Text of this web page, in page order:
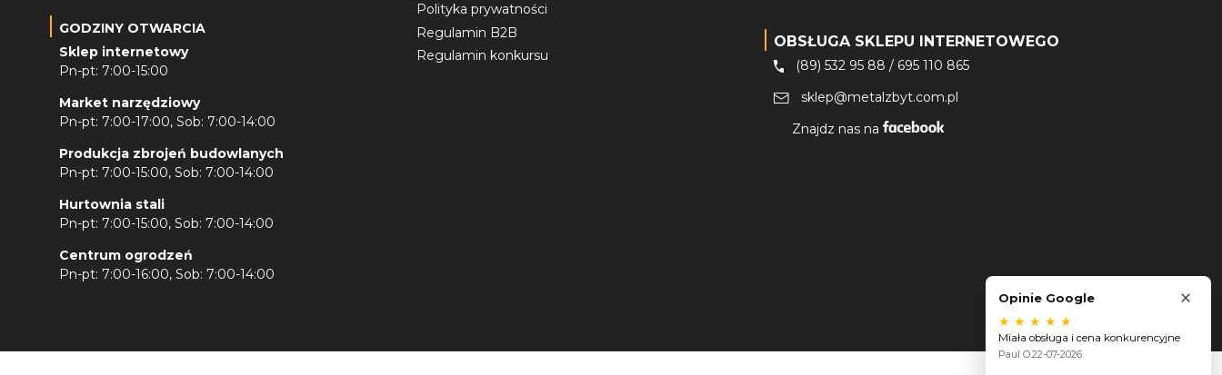
GODZINY OTWARCIA
Sklep internetowy
Pn-pt: 7:00-15:00
Market narzędziowy
Pn-pt: 7:00-17:00, Sob: 7:00-14:00
Produkcja zbrojeń budowlanych
Pn-pt: 7:00-15:00, Sob: 7:00-14:00
Hurtownia stali
Pn-pt: 7:00-15:00, Sob: 7:00-14:00
Centrum ogrodzeń
Pn-pt: 7:00-16:00, Sob: 7:00-14:00
Polityka prywatności
Regulamin B2B
Regulamin konkursu
OBSŁUGA SKLEPU INTERNETOWEGO
(89) 532 95 88 / 695 110 865
sklep@metalzbyt.com.pl
Znajdz nas na
Opinie Google ×
★ ★ ★ ★ ★
Miała obsługa i cena konkurencyjne
Paul O.22-07-2026